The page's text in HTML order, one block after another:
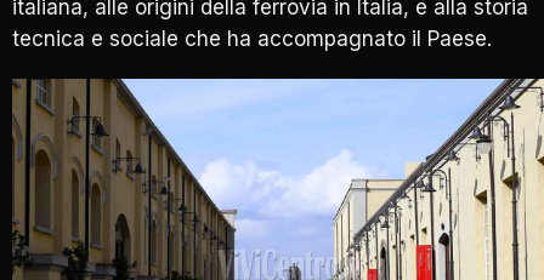
italiana, alle origini della ferrovia in Italia, e alla storia
tecnica e sociale che ha accompagnato il Paese.